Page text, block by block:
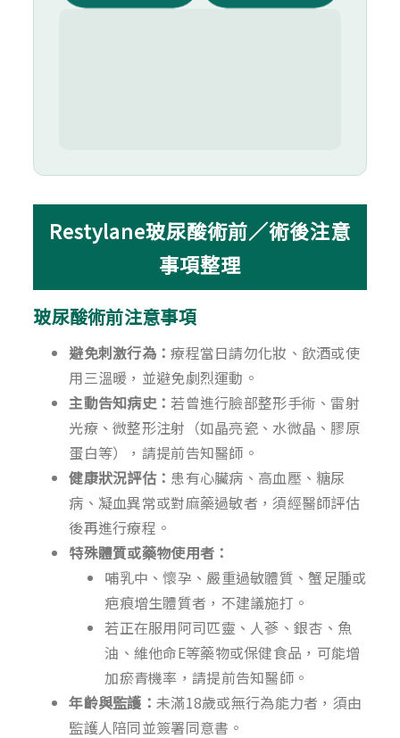
Restylane玻尿酸術前／術後注意
事項整理
玻尿酸術前注意事項
避免刺激行為：療程當日請勿化妝、飲酒或使
用三溫暖，並避免劇烈運動。
主動告知病史：若曾進行臉部整形手術、雷射
光療、微整形注射（如晶亮瓷、水微晶、膠原
蛋白等），請提前告知醫師。
健康狀況評估： 患有心臟病、高血壓、糖尿
病、凝血異常或對麻藥過敏者，須經醫師評估
後再進行療程。
特殊體質或藥物使用者：
哺乳中、懷孕、嚴重過敏體質、蟹足腫或
疤痕增生體質者，不建議施打。
若正在服用阿司匹靈、人蔘、銀杏、魚
油、維他命E等藥物或保健食品，可能增
加瘀青機率，請提前告知醫師。
年齡與監護： 未滿18歲或無行為能力者，須由
監護人陪同並簽署同意書。